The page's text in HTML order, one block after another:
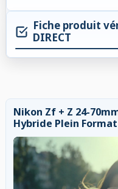
Fiche produit
DIRECT
Nikon Zf + Z 24-
Hybride Plein